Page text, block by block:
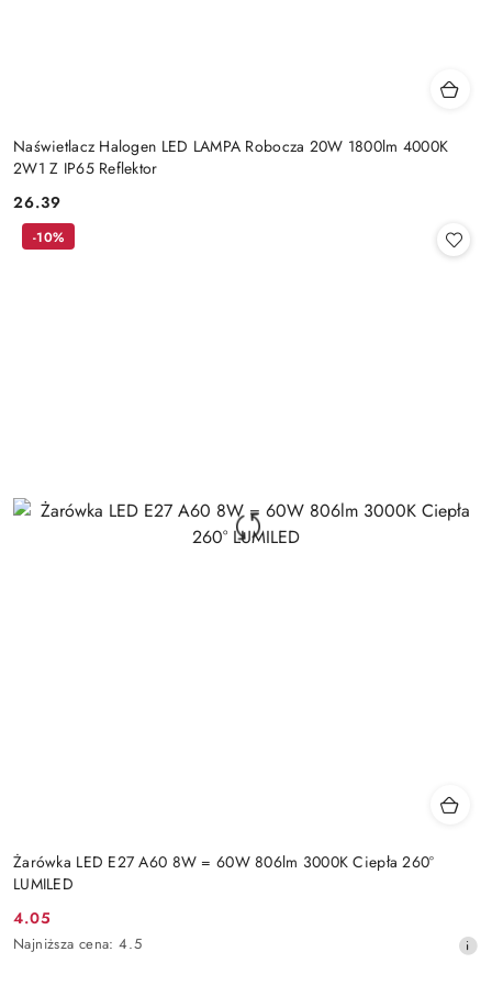
Naświetlacz Halogen LED LAMPA Robocza 20W 1800lm 4000K
2W1 Z IP65 Reflektor
Cena:
26.39
Żarówka LED E27 A60 8W = 60W 806lm 3000K Ciepła 260°
LUMILED
Cena
promocyjna:
4.05
Najniższa
Najniższa cena: 4.5
-10%